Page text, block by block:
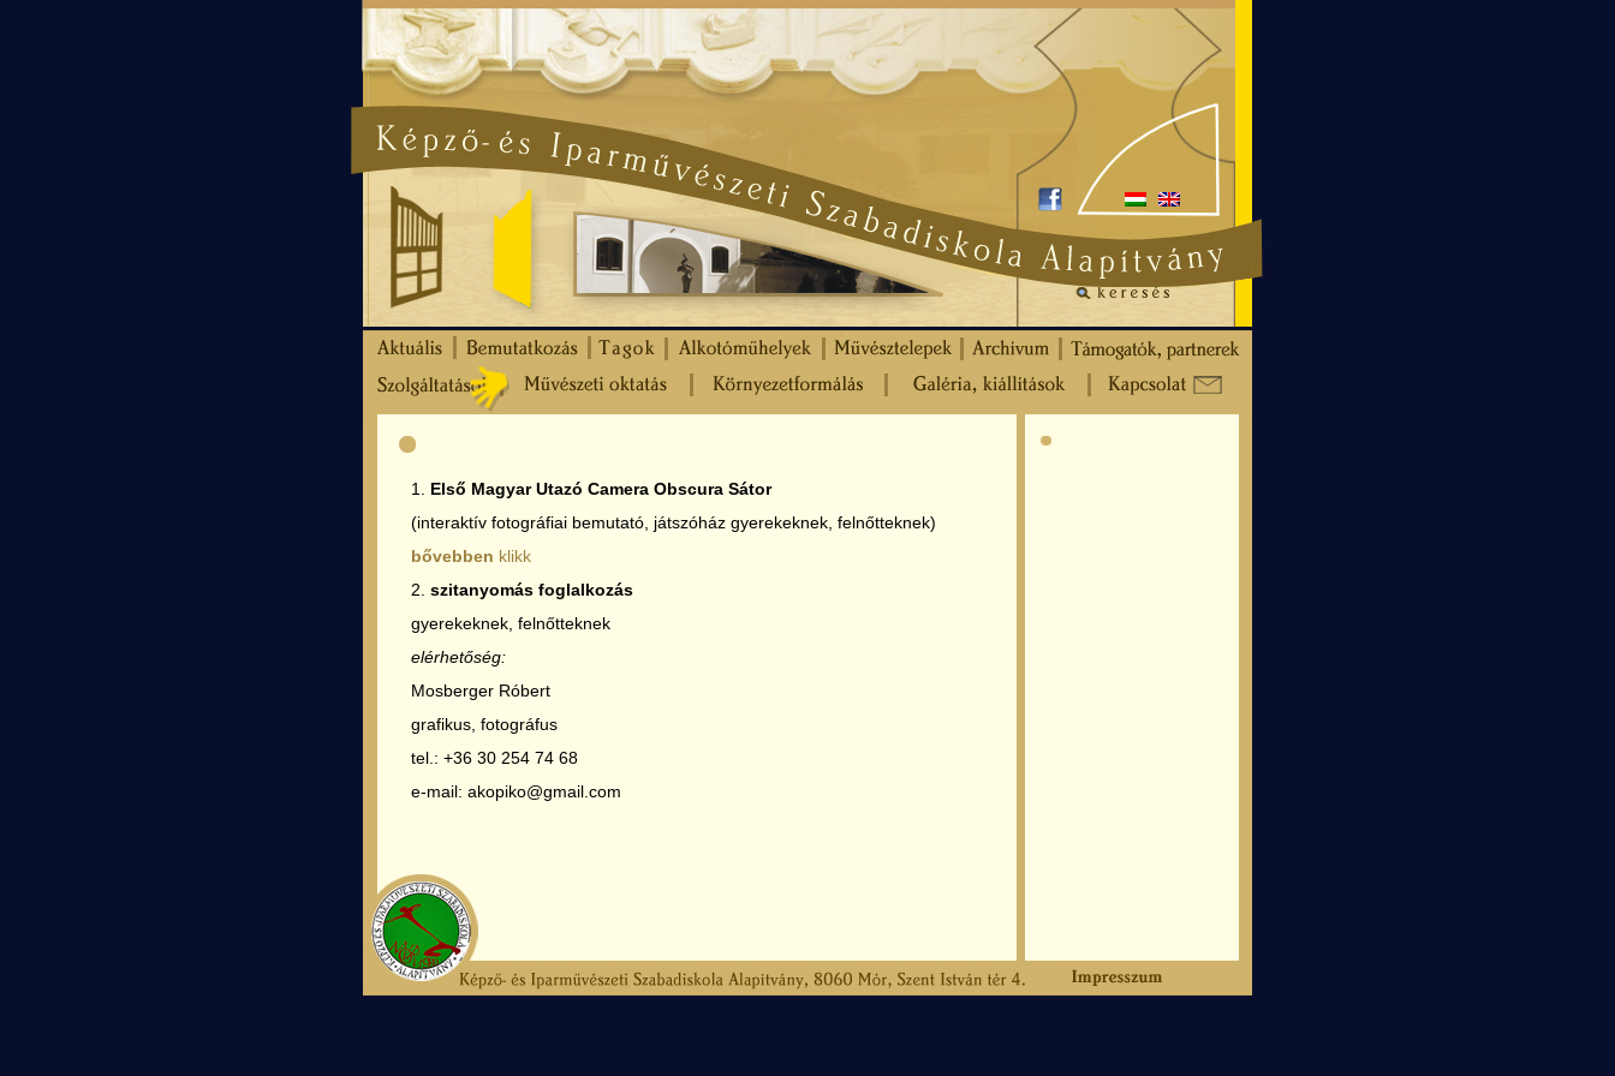
1. Első Magyar Utazó Camera Obscura Sátor
(interaktív fotográfiai bemutató, játszóház gyerekeknek, felnőtteknek)
bővebben klikk
2. szitanyomás foglalkozás
gyerekeknek, felnőtteknek
elérhetőség:
Mosberger Róbert
grafikus, fotográfus
tel.: +36 30 254 74 68
e-mail: akopiko@gmail.com